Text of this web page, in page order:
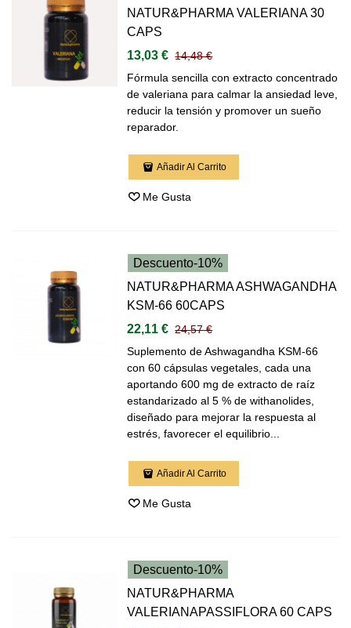
NATUR&PHARMA VALERIANA 30
CAPS
13,03 € 14,48 €
Fórmula sencilla con extracto concentrado
de valeriana para calmar la ansiedad leve,
reducir la tensión y promover un sueño
reparador.
Añadir Al Carrito
Me Gusta
Descuento-10%
NATUR&PHARMA ASHWAGANDHA
KSM-66 60CAPS
22,11 € 24,57 €
Suplemento de Ashwagandha KSM-66
con 60 cápsulas vegetales, cada una
aportando 600 mg de extracto de raíz
estandarizado al 5 % de withanolides,
diseñado para mejorar la respuesta al
estrés, favorecer el equilibrio...
Añadir Al Carrito
Me Gusta
Descuento-10%
NATUR&PHARMA
VALERIANAPASSIFLORA 60 CAPS